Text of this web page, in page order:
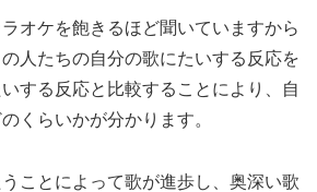
オケを飽きるほど聞いていますから
人たちの自分の歌にたいする反応を
する反応と比較することにより、自
くらいかが分かります。
ことによって歌が進歩し、奥深い歌